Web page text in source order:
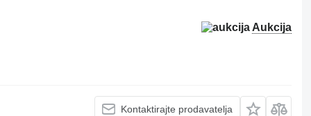
Aukcija
Kontaktirajte prodavatelja